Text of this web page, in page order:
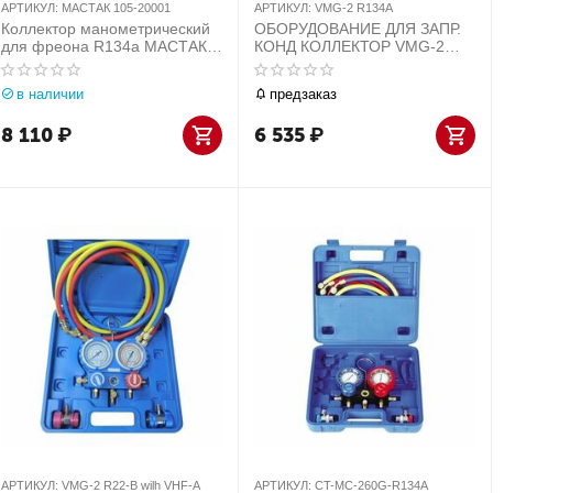
АРТИКУЛ: МАСТАК 105-20001
Коллектор манометрический
для фреона R134a МАСТАК
105-20001
в наличии
8 110₽
АРТИКУЛ: VMG-2 R134A
ОБОРУДОВАНИЕ ДЛЯ ЗАПР.
КОНД КОЛЛЕКТОР VMG-2
R134A манометрический в
пласт.кейсе
предзаказ
6 535₽
АРТИКУЛ: VMG-2 R22-B wilh VHF-A АРТИКУЛ: CT-MC-260G-R134A